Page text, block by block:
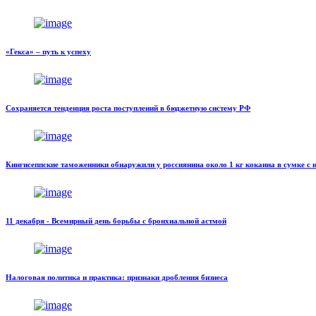
«Гекса» – путь к успеху
Сохраняется тенденция роста поступлений в бюджетную систему РФ
Кингисеппские таможенники обнаружили у россиянина около 1 кг кокаина в сумке с
11 декабря - Всемирный день борьбы с бронхиальной астмой
Налоговая политика и практика: признаки дробления бизнеса